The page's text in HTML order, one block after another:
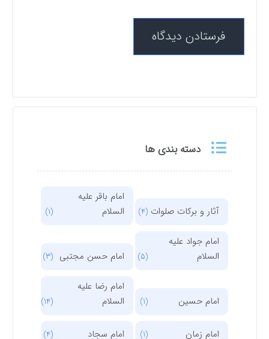
دسته بندی ها
آثار و برکات صلوات(4)
امام باقر علیه
السلام
امام جواد علیه
السلام
امام حسن مجتبی (3)
امام حسین
امام رضا علیه
السلام
امام زمان امام سجاد